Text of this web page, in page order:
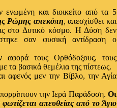
και διοικείτο από τα 5
Ρώμης απεκόπη απεσχίσθει και
στο Δυτικό κόσμο. Η Δύση δεν
σαν φυσική αντίδραση ο
αφορά τους Ορθόδοξους, τους
τα βασικά θεμέλια της πίστεως.
αφενός μεν την Βίβλο, την Αγία
την Ιερά Παράδοση. Οι
απευθείας από το Άγιο